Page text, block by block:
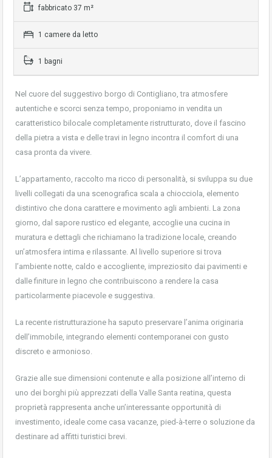
fabbricato 37 m²
1 camere da letto
1 bagni
Nel cuore del suggestivo borgo di Contigliano, tra atmosfere
autentiche e scorci senza tempo, proponiamo in vendita un
caratteristico bilocale completamente ristrutturato, dove il fascino
della pietra a vista e delle travi in legno incontra il comfort di una
casa pronta da vivere.
L’appartamento, raccolto ma ricco di personalità, si sviluppa su due
livelli collegati da una scenografica scala a chiocciola, elemento
distintivo che dona carattere e movimento agli ambienti. La zona
giorno, dal sapore rustico ed elegante, accoglie una cucina in
muratura e dettagli che richiamano la tradizione locale, creando
un’atmosfera intima e rilassante. Al livello superiore si trova
l’ambiente notte, caldo e accogliente, impreziosito dai pavimenti e
dalle finiture in legno che contribuiscono a rendere la casa
particolarmente piacevole e suggestiva.
La recente ristrutturazione ha saputo preservare l’anima originaria
dell’immobile, integrando elementi contemporanei con gusto
discreto e armonioso.
Grazie alle sue dimensioni contenute e alla posizione all’interno di
uno dei borghi più apprezzati della Valle Santa reatina, questa
proprietà rappresenta anche un’interessante opportunità di
investimento, ideale come casa vacanze, pied-à-terre o soluzione da
destinare ad affitti turistici brevi.